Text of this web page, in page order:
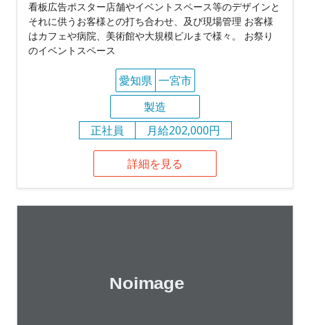
看板広告ポスター店舗やイベントスペース等のデザインと
それに供うお客様との打ち合わせ、及び現場管理 お客様
はカフェや病院、美術館や大規模ビルまで様々。 お祭り
のイベントスペース
愛知県 一宮市
製造
正社員
月給202,000円
詳細を見る